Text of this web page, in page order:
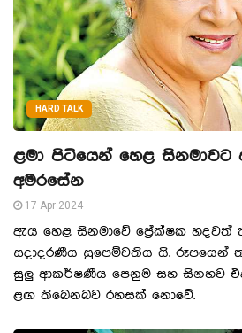
HARD TALK
ළමා පිටියෙන් හෙළ සිනමාවට
අමරසේන
17 Apr 2024
ඇය හෙළ සිනමාවේ ප්‍රේක්ෂක හදවත්
සදාදරණීය සුපෙම්වතිය යි. රූපයෙන්
සුලු ආකර්ෂණීය පෙනුම සහ සිනහව
ළඟ තිබෙනබව රහසක් නොවේ.